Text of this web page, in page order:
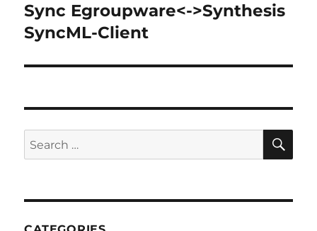
post:
Sync Egroupware<->Synthesis
SyncML-Client
Search
for: